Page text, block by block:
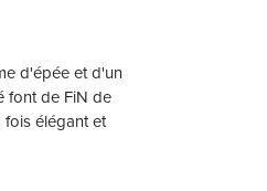
d'épée et d'un
font de FiN de
fois élégant et